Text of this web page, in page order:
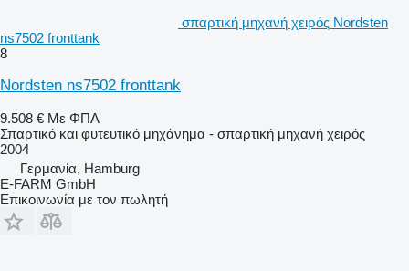
σπαρτική μηχανή χειρός Nordsten
ns7502 fronttank
8
Nordsten ns7502 fronttank
9.508 € Με ΦΠΑ
Σπαρτικό και φυτευτικό μηχάνημα - σπαρτική μηχανή χειρός
2004
Γερμανία, Hamburg
E-FARM GmbH
Επικοινωνία με τον πωλητή